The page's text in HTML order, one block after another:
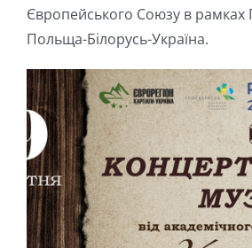
Європейського Союзу в
Польща-Білорусь-Україна.